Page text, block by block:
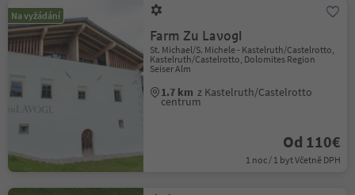
Na vyžádání
Farm Zu Lavogl
St. Michael/S. Michele - Kastelruth/Castelrotto,
Kastelruth/Castelrotto, Dolomites Region
Seiser Alm
1.7 km z Kastelruth/Castelrotto
centrum
Od 110€
1 noc / 1 byt Včetně DPH